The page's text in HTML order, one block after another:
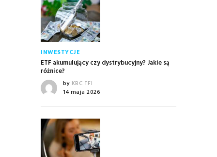
INWESTYCJE
ETF akumulujący czy dystrybucyjny? Jakie są
różnice?
by KBC TFI
14 maja 2026